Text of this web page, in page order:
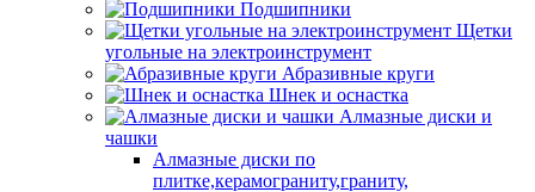
Подшипники
Щетки
угольные на электроинструмент
Абразивные круги
Шнек и оснастка
Алмазные диски и
чашки
Алмазные диски по
плитке,керамограниту,граниту,